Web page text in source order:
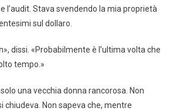
l’audit. Stava svendendo la mia proprietà
sul dollaro.
dissi. «Probabilmente è l’ultima volta che
tempo.»
una vecchia donna rancorosa. Non
chiudeva. Non sapeva che, mentre